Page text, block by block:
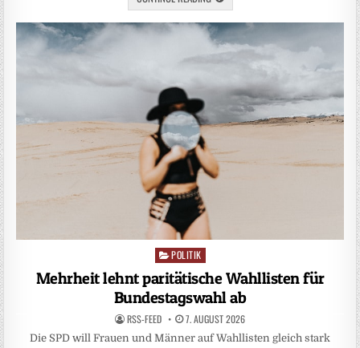
Posted
POLITIK
Mehrheit lehnt paritätische Wahllisten für
Bundestagswahl ab
RSS-FEED 7. AUGUST 2026
Die SPD will Frauen und Männer auf Wahllisten gleich stark